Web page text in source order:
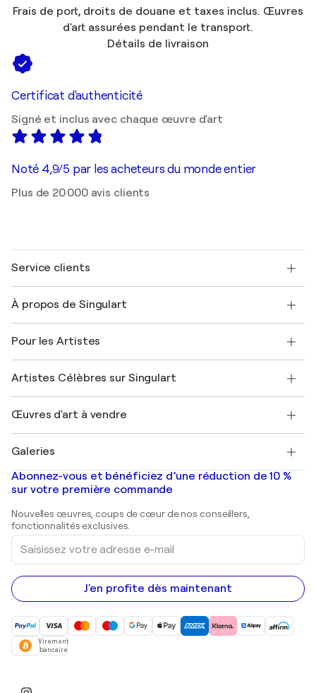
Frais de port, droits de douane et taxes inclus. Œuvres
d'art assurées pendant le transport.
Détails de livraison
Certificat d'authenticité
Signé et inclus avec chaque œuvre d'art
Noté 4,9/5 par les acheteurs du monde entier
Plus de 20 000 avis clients
Service clients
Expédition
Offrir une carte cadeau
Rejoignez notre programme commercial
Mon compte
+33 1 76 44 06 42
À propos de Singulart
FAQ
Magazine Singulart
Emplois
Découvrez une sélection d'art original
Pour les Artistes
Se connecter en tant qu'Artiste
Artistes Célèbres sur Singulart
Marc Chagall
Banksy
Mr. Brainwash
Shepard Fairey
Œuvres d'art à vendre
Tableaux abstraits à vendre
Peintures de paysage
Estampes
Peintures acryliques
Galeries
Galeries d'art en France
Galeries d'art en Belgique
Abonnez-vous et bénéficiez d’une réduction de 10 %
sur votre première commande
Nouvelles œuvres, coups de cœur de nos conseillers,
fonctionnalités exclusives.
Saisissez
votre
adresse
e-
mail
J'en profite dès maintenant
Virement
bancaire